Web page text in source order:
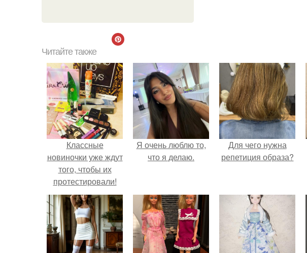
Читайте также
Классные
новиночки уже ждут
того, чтобы их
протестировали!
Я очень люблю то,
что я делаю.
Для чего нужна
репетиция образа?